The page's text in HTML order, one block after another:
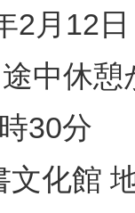
2月12
中休憩
30分
文化館